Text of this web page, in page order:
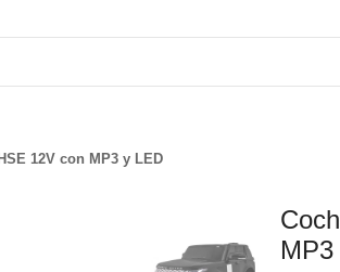
12V con MP3 y LED